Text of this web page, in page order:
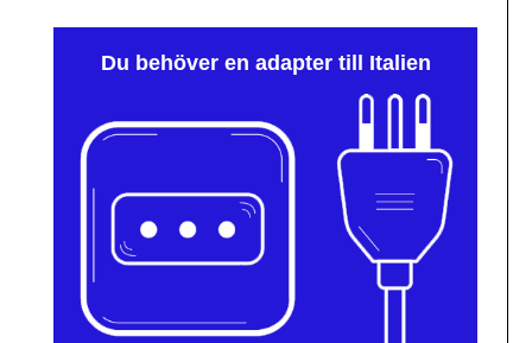
Du behöver en adapter till Italien